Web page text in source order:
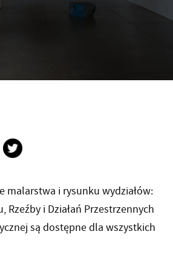
malarstwa i rysunku wydziałów:
Rzeźby i Działań Przestrzennych
są dostępne dla wszystkich